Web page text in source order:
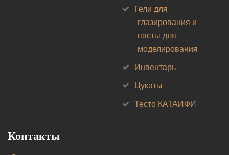
Гели для
глазирования и
пасты для
моделирования
Инвентарь
Цукаты
Тесто КАТАИФИ
Контакты